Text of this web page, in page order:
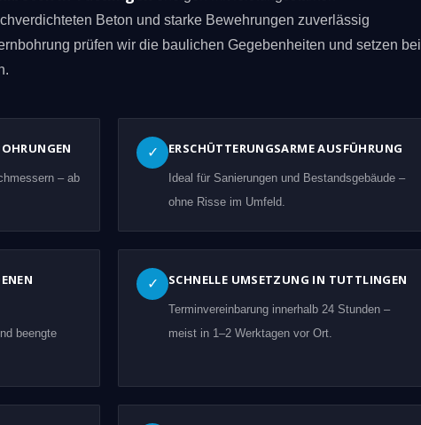
Beton und starke Bewehrungen zuverlässig
prüfen wir die baulichen Gegebenheiten und setzen bei
– ab
✓ ERSCHÜTTERUNGSARME AUSFÜHRUNG
Ideal für Sanierungen und Bestandsgebäude –
ohne Risse im Umfeld.
beengte
✓ SCHNELLE UMSETZUNG IN TUTTLINGEN
Terminvereinbarung innerhalb 24 Stunden –
meist in 1–2 Werktagen vor Ort.